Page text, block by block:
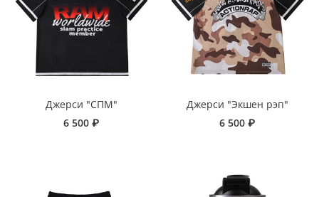
Джерси "СПМ"
6 500 ₽
Джерси "Экшен рэп"
6 500 ₽